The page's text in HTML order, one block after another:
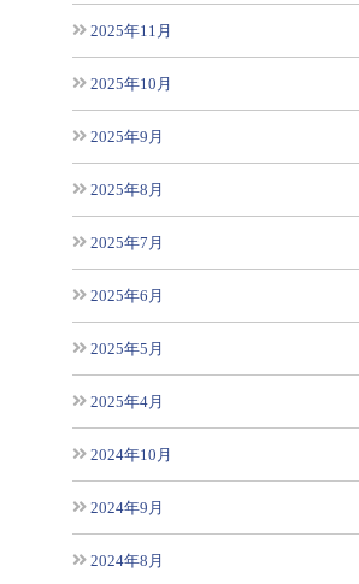
2025年11月
2025年10月
2025年9月
2025年8月
2025年7月
2025年6月
2025年5月
2025年4月
2024年10月
2024年9月
2024年8月